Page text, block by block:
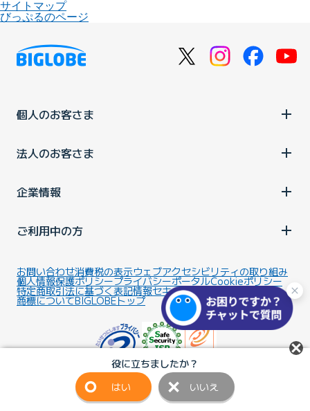
役に立ちましたか？
はい
いいえ
サイトマップ
びっぷるのページ
個人のお客さま
法人のお客さま
企業情報
ご利用中の方
お問い合わせ消費税の表示ウェブアクセシビリティの取り組み
個人情報保護ポリシープライバシーポータルCookieポリシー
特定商取引法に基づく表記情報セキュリティ基本方針
商標についてBIGLOBEトップ
Copyright ©BIGLOBE Inc. 2026. All rights reserved.